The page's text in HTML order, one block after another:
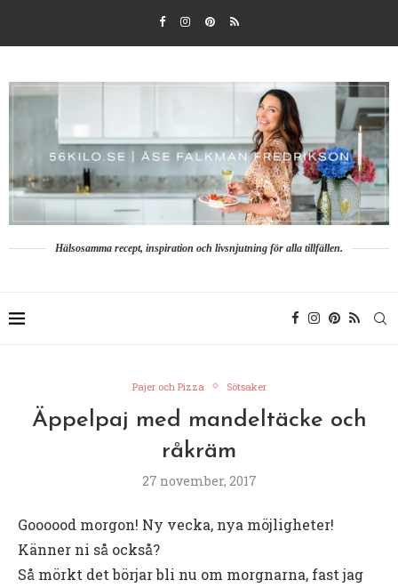
Hälsosamma recept, inspiration och livsnjutning för alla tillfällen.
Pajer och Pizza Sötsaker
Äppelpaj med mandeltäcke och
råkräm
27 november, 2017
Goooood morgon! Ny vecka, nya möjligheter!
Känner ni så också?
Så mörkt det börjar bli nu om morgnarna, fast jag